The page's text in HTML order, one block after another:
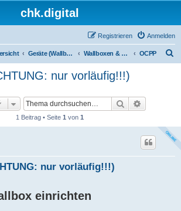
chk.digital
Anmelden
Registrieren
Geräte (Wallboxen, Stromquellen, Autos) Wallboxen & Funkschalter OCPP
nur vorläufig!!!)
Suche
1 Beitrag • Seite 1 von 1
nur vorläufig!!!)
einrichten